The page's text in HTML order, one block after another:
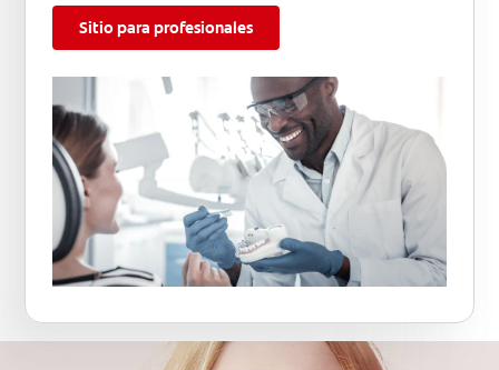
Sitio para profesionales